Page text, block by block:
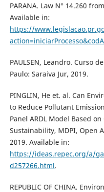
PARANA. Law N° 14.260
Available in:
https://
PAULSEN, Leandro. Curso
Paulo: Saraiva Jur, 2019.
PINGLIN, He et. al. Can
to Reduce Pollutant
Panel ARDL Model Based
Sustainability, MDPI, Open
2019. Available in:
https://ideas.repec.org/a/
d257266.html.
REPUBLIC OF CHINA.